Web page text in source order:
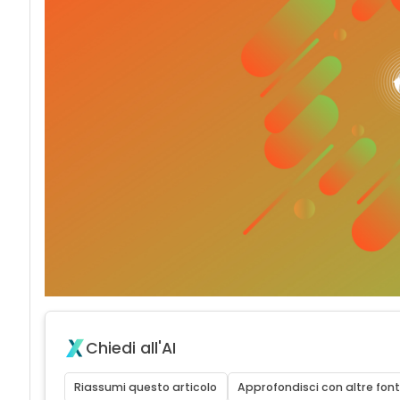
Chiedi all'AI
Riassumi questo articolo Approfondisci con altre